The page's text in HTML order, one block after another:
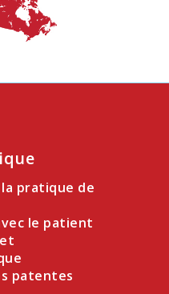
pratique de
le patient
patentes